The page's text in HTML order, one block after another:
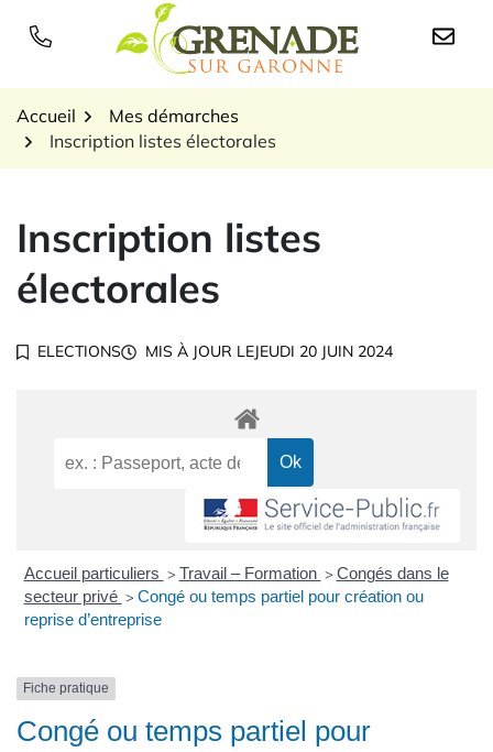
Logo Grenade sur
Accueil
Mes démarches
Inscription listes électorales
Inscription listes
électorales
ELECTIONS MIS À JOUR LEJEUDI 20 JUIN 2024
Accueil particuliers > Travail – Formation > Congés dans le
secteur privé > Congé ou temps partiel pour création ou
reprise d’entreprise
Fiche pratique
Congé ou temps partiel pour